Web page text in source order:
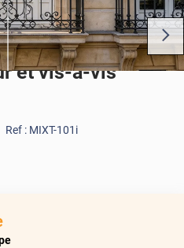
et vis-à-vis
Ref : MIXT-101i